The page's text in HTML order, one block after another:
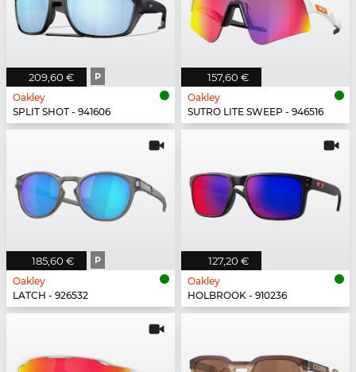
209,60 € P
Oakley
SPLIT SHOT - 941606
157,60 €
Oakley
SUTRO LITE SWEEP - 946516
185,60 € P
Oakley
LATCH - 926532
127,20 €
Oakley
HOLBROOK - 910236